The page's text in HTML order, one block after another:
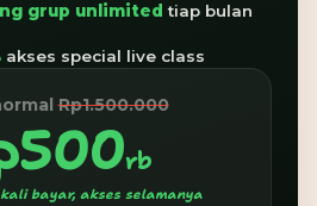
grup unlimited tiap bulan
akses special live class
Rp1.500.000
rb
bayar, akses selamanya